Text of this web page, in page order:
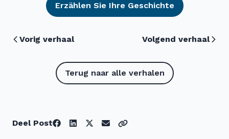
Erzählen Sie Ihre Geschichte
Vorig verhaal Volgend verhaal
Terug naar alle verhalen
Deel Post